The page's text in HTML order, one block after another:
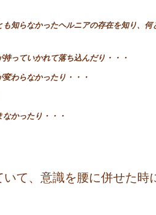
知らなかったヘルニアの存在を知り、何
っていかれて落ち込んだり・・・
わらなかったり・・・
かったり・・・
て、意識を腰に併せた時